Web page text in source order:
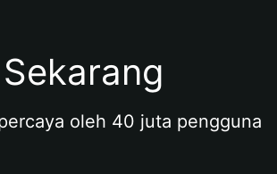
oleh 40 juta pengguna